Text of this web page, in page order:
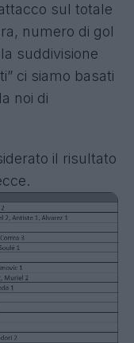
sul totale
numero di gol
suddivisione
ci siamo basati
noi di
il risultato